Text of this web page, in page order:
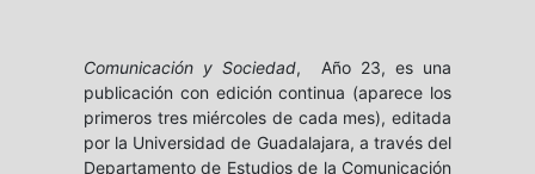
Comunicación y Sociedad, Año 23, es una
publicación con edición continua (aparece los
primeros tres miércoles de cada mes), editada
por la Universidad de Guadalajara, a través del
Departamento de Estudios de la Comunicación